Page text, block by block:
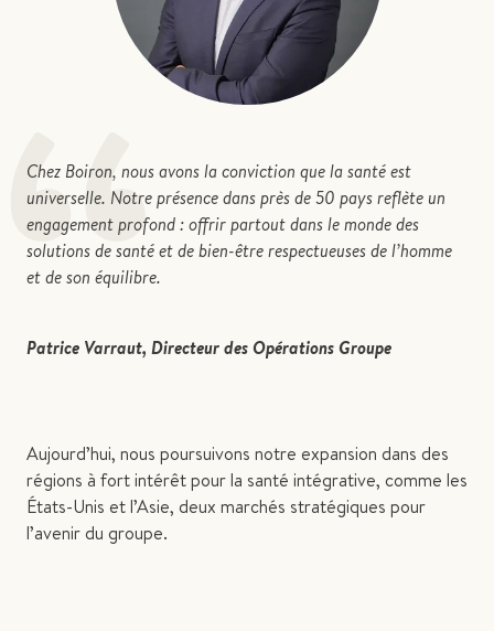
“
Chez Boiron, nous avons la conviction que la santé est
universelle. Notre présence dans près de 50 pays reflète un
engagement profond : offrir partout dans le monde des
solutions de santé et de bien-être respectueuses de l’homme
et de son équilibre.
Patrice Varraut, Directeur des Opérations Groupe
Aujourd’hui, nous poursuivons notre expansion dans des
régions à fort intérêt pour la santé intégrative, comme les
États-Unis et l’Asie, deux marchés stratégiques pour
l’avenir du groupe.